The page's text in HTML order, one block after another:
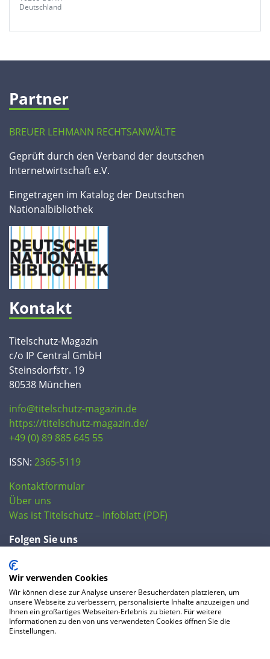
Deutschland
Partner
BREUER LEHMANN RECHTSANWÄLTE
Geprüft durch den Verband der deutschen
Internetwirtschaft e.V.
Eingetragen im Katalog der Deutschen
Nationalbibliothek
Kontakt
Titelschutz-Magazin
c/o IP Central GmbH
Steinsdorfstr. 19
80538 München
info@titelschutz-magazin.de
https://titelschutz-magazin.de/
+49 (0) 89 885 645 55
ISSN: 2365-5119
Kontaktformular
Über uns
Was ist Titelschutz – Infoblatt (PDF)
Folgen Sie uns
Wir verwenden Cookies
Wir können diese zur Analyse unserer Besucherdaten platzieren, um
unsere Webseite zu verbessern, personalisierte Inhalte anzuzeigen und
Ihnen ein großartiges Webseiten-Erlebnis zu bieten. Für weitere
Informationen zu den von uns verwendeten Cookies öffnen Sie die
Einstellungen.